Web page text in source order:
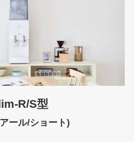
R/S型
ール/ショート)